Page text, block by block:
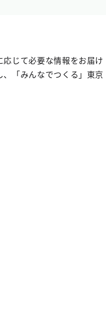
じて必要な情報をお届け
「みんなでつくる」東京